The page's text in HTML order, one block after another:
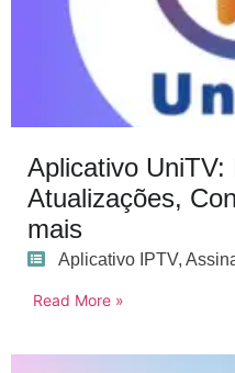
Aplicativo UniTV:
Atualizações,
mais
Aplicativo IPTV,
Read More »